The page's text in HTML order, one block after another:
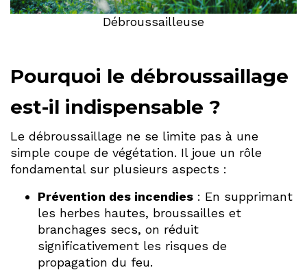
Débroussailleuse
Pourquoi le débroussaillage
est-il indispensable ?
Le débroussaillage ne se limite pas à une
simple coupe de végétation. Il joue un rôle
fondamental sur plusieurs aspects :
Prévention des incendies : En supprimant
les herbes hautes, broussailles et
branchages secs, on réduit
significativement les risques de
propagation du feu.